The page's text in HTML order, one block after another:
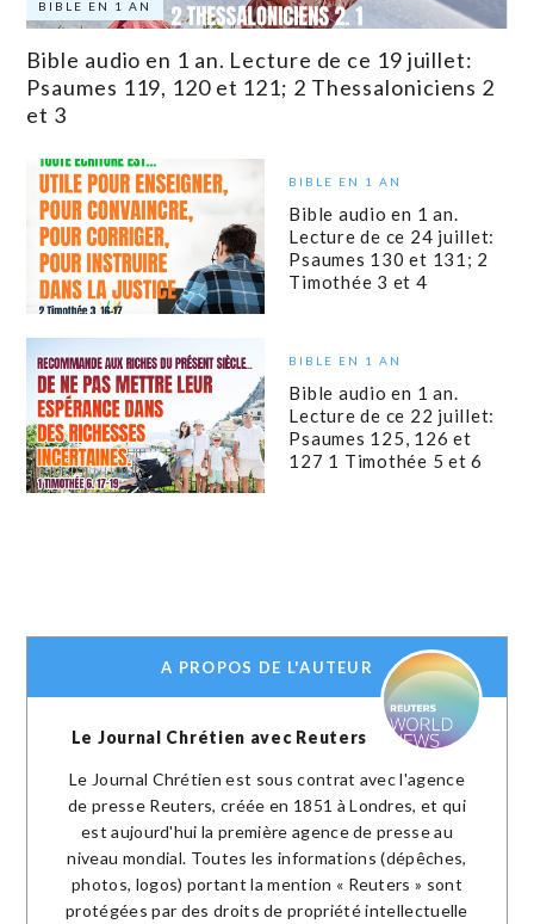
BIBLE EN 1 AN
Bible audio en 1 an. Lecture de ce 19 juillet:
Psaumes 119, 120 et 121; 2 Thessaloniciens 2
et 3
BIBLE EN 1 AN
Bible audio en 1 an.
Lecture de ce 24 juillet:
Psaumes 130 et 131; 2
Timothée 3 et 4
BIBLE EN 1 AN
Bible audio en 1 an.
Lecture de ce 22 juillet:
Psaumes 125, 126 et
127 1 Timothée 5 et 6
A PROPOS DE L'AUTEUR
Le Journal Chrétien avec Reuters
Le Journal Chrétien est sous contrat avec l'agence
de presse Reuters, créée en 1851 à Londres, et qui
est aujourd'hui la première agence de presse au
niveau mondial. Toutes les informations (dépêches,
photos, logos) portant la mention « Reuters » sont
protégées par des droits de propriété intellectuelle